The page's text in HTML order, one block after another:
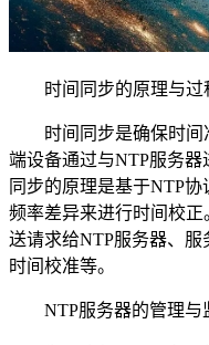
时间同步的原理与过
时间同步是确保时间
端设备通过与NTP服务
同步的原理是基于NTP
频率差异来进行时间校
送请求给NTP服务器、
时间校准等。
NTP服务器的管理与